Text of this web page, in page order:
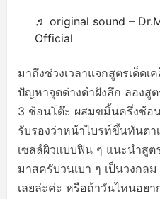
♬ original sound –
Official
มาถึงช่วงเวลาแจกสูตรเด็ด
ปัญหาจุดด่างดำฝังลึก ลองสู
3 ช้อนโต๊ะ ผสมขมิ้นครึ่งช้อ
รับรองว่าหน้าไบรท์ขึ้นทันต
เซลล์ผิวแบบฟิน ๆ แนะนำสูต
มาสครับวนเบา ๆ เป็นวงกล
เลยล่ะค่ะ หรือถ้าวันไหนอย